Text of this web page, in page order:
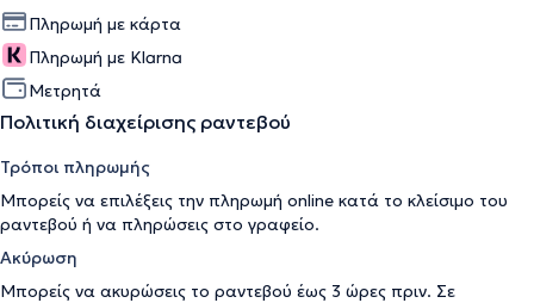
Πληρωμή με κάρτα
Πληρωμή με Klarna
Μετρητά
Πολιτική διαχείρισης ραντεβού
Τρόποι πληρωμής
Μπορείς να επιλέξεις την πληρωμή online κατά το κλείσιμο του
ραντεβού ή να πληρώσεις στο γραφείο.
Ακύρωση
Μπορείς να ακυρώσεις το ραντεβού έως 3 ώρες πριν. Σε